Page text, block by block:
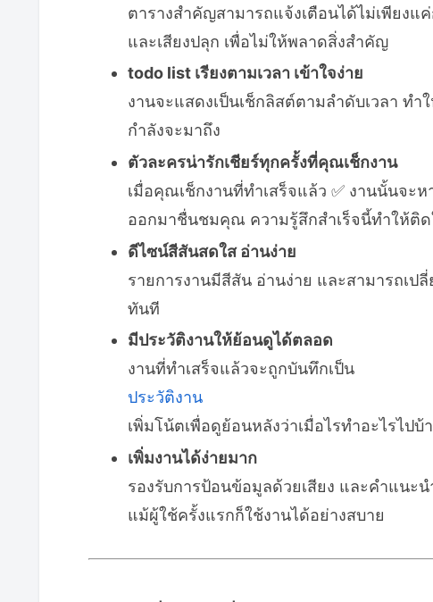
ตารางสำคัญสามารถแจ้งเตือนได้ไม่เพียงแ
และเสียงปลุก เพื่อไม่ให้พลาดสิ่งสำคัญ
todo list เรียงตามเวลา เข้าใจง่าย
งานจะแสดงเป็นเช็กลิสต์ตามลำดับเวลา ทำ
กำลังจะมาถึง
ตัวละครน่ารักเชียร์ทุกครั้งที่คุณเช็กงาน
เมื่อคุณเช็กงานที่ทำเสร็จแล้ว ✅️ งานนั้นจะ
ออกมาชื่นชมคุณ ความรู้สึกสำเร็จนี้ทำให้ติด
ดีไซน์สีสันสดใส อ่านง่าย
รายการงานมีสีสัน อ่านง่าย และสามารถเ
ทันที
มีประวัติงานให้ย้อนดูได้ตลอด
งานที่ทำเสร็จแล้วจะถูกบันทึกเป็น
ประวัติงาน
เพิ่มโน้ตเพื่อดูย้อนหลังว่าเมื่อไรทำอะไรไปบ้
เพิ่มงานได้ง่ายมาก
รองรับการป้อนข้อมูลด้วยเสียง และคำแนะ
แม้ผู้ใช้ครั้งแรกก็ใช้งานได้อย่างสบาย